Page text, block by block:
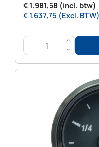
€ 1.981,68 (incl. btw)
€ 1.637,75 (Excl. BTW)
>
<